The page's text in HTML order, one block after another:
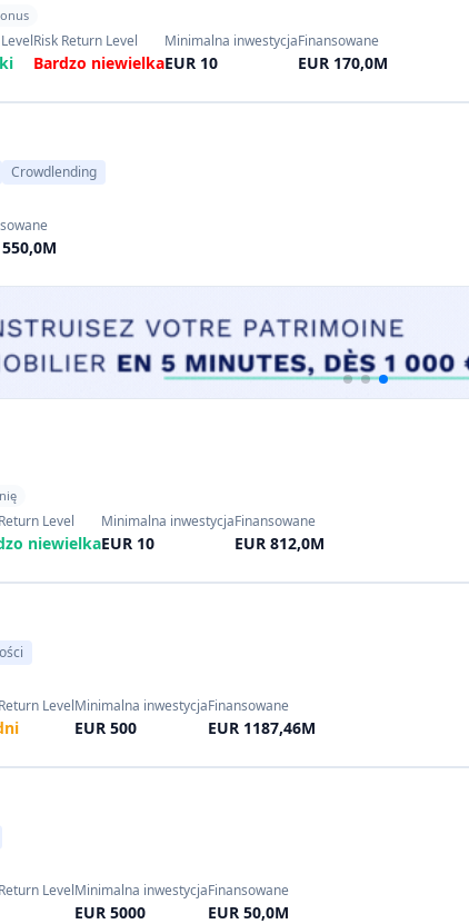
Risk Return Level
Bardzo niewielka
Minimalna inwestycja
EUR 10
Finansowane
EUR 170,0M
Crowdlending
550,0M
Level
niewielka
Minimalna inwestycja
EUR 10
Finansowane
EUR 812,0M
LevelMinimalna inwestycja
EUR 500
Finansowane
EUR 1187,46M
LevelMinimalna inwestycja
EUR 5000
Finansowane
EUR 50,0M